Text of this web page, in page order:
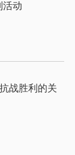
战胜利的关